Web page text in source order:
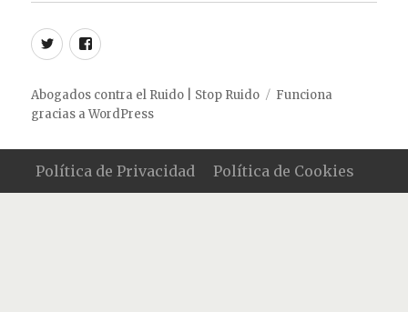
TwitterFacebook
Abogados contra el Ruido | Stop Ruido
Funciona
gracias a WordPress
Política de Privacidad Política de Cookies